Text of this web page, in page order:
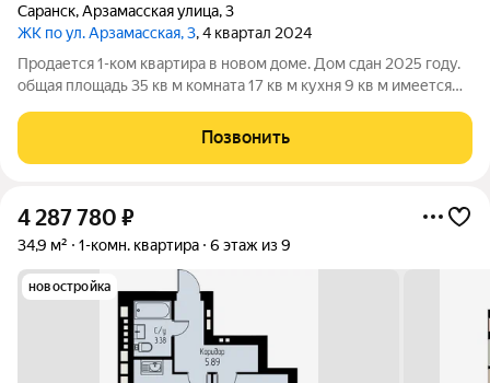
Саранск,Арзамасская улица,3
ЖК по ул. Арзамасская, 3, 4 квартал 2024
Продается 1-ком квартира в новом доме. Дом сдан 2025 году.
общая площадь 35 кв м комната 17 кв м кухня 9 кв м имеется
коридор - ламинат Балкон - на полу плитка, на стенах
декоративная
Позвонить
4 287 780 ₽
34,9 м² 1-комн. квартира 6 этаж из 9
новостройка